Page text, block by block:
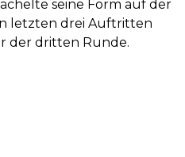
seine Form auf der
letzten drei Auftritten
der dritten Runde.